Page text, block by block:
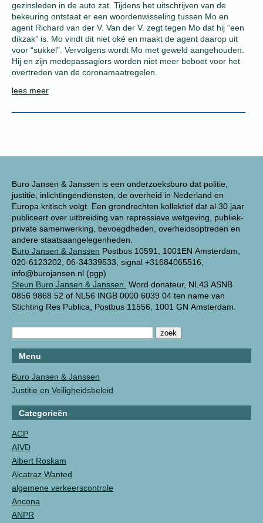
Buro Jansen & Janssen is een onderzoeksburo dat politie,
justitie, inlichtingendiensten, de overheid in Nederland en
Europa kritisch volgt. Een grondrechten kollektief dat al 30 jaar
publiceert over uitbreiding van repressieve wetgeving, publiek-
private samenwerking, bevoegdheden, overheidsoptreden en
andere staatsaangelegenheden.
Buro Jansen & Janssen Postbus 10591, 1001EN Amsterdam,
020-6123202, 06-34339533, signal +31684065516,
info@burojansen.nl (pgp)
Steun Buro Jansen & Janssen. Word donateur, NL43 ASNB
0856 9868 52 of NL56 INGB 0000 6039 04 ten name van
Stichting Res Publica, Postbus 11556, 1001 GN Amsterdam.
Menu
Buro Jansen & Janssen
Justitie en Veiligheidsbeleid
Categorieën
ACP
AIVD
Albert Roskam
Alcatraz Wanted
algemene verkeerscontrole
Ancona
ANPR
gezinsleden in de auto zat. Tijdens het uitschrijven van de
bekeuring ontstaat er een woordenwisseling tussen Mo en
agent Richard van der V. Van der V. zegt tegen Mo dat hij “een
dikzak” is. Mo vindt dit niet oké en maakt de agent daarop uit
voor “sukkel”. Vervolgens wordt Mo met geweld aangehouden.
Hij en zijn medepassagiers worden niet meer beboet voor het
overtreden van de coronamaatregelen.
lees meer